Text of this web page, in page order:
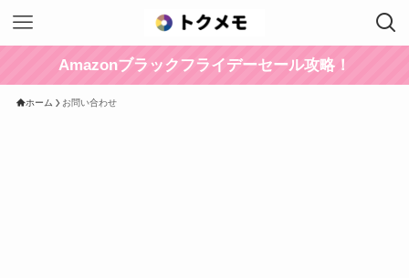
Amazonブラックフライデーセール攻略！
ホーム お問い合わせ